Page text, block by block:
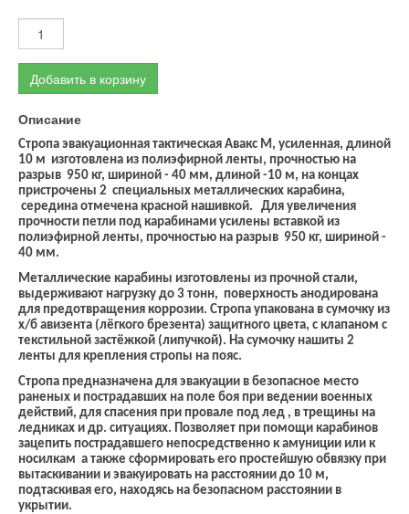
Добавить в корзину
Описание
Стропа эвакуационная тактическая Авакс М, усиленная, длиной
10 м изготовлена из полиэфирной ленты, прочностью на
разрыв 950 кг, шириной - 40 мм, длиной -10 м, на концах
пристрочены 2 специальных металлических карабина,
середина отмечена красной нашивкой. Для увеличения
прочности петли под карабинами усилены вставкой из
полиэфирной ленты, прочностью на разрыв 950 кг, шириной -
40 мм.
Металлические карабины изготовлены из прочной стали,
выдерживают нагрузку до 3 тонн, поверхность анодирована
для предотвращения коррозии. Стропа упакована в сумочку из
х/б авизента (лёгкого брезента) защитного цвета, с клапаном с
текстильной застёжкой (липучкой). На сумочку нашиты 2
ленты для крепления стропы на пояс.
Стропа предназначена для эвакуации в безопасное место
раненых и пострадавших на поле боя при ведении военных
действий, для спасения при провале под лед , в трещины на
ледниках и др. ситуациях. Позволяет при помощи карабинов
зацепить пострадавшего непосредственно к амуниции или к
носилкам а также сформировать его простейшую обвязку при
вытаскивании и эвакуировать на расстоянии до 10 м,
подтаскивая его, находясь на безопасном расстоянии в
укрытии.